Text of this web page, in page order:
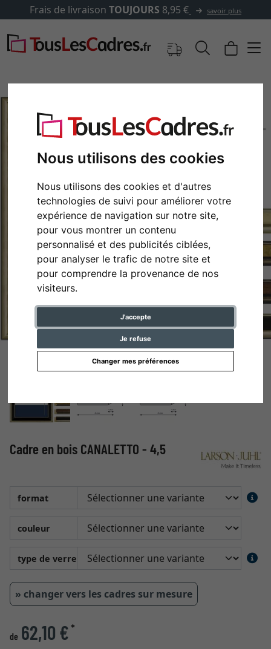
Nous utilisons des cookies
Nous utilisons des cookies et d'autres
technologies de suivi pour améliorer votre
expérience de navigation sur notre site,
pour vous montrer un contenu
personnalisé et des publicités ciblées,
pour analyser le trafic de notre site et
pour comprendre la provenance de nos
visiteurs.
J'accepte
Je refuse
Changer mes préférences
Frais de livraisonTOUJOURS8,95 € savoir plus
Retour
Cadre en bois CANALETTO - 4,5
format
couleur
type de verre
» changer vers les cadres sur mesure
de 62,10 €*